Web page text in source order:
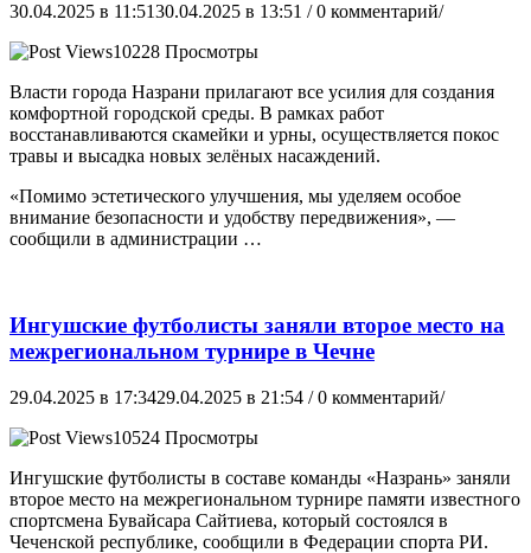
30.04.2025 в 11:5130.04.2025 в 13:51 / 0 комментарий/
10228 Просмотры
Власти города Назрани прилагают все усилия для создания
комфортной городской среды. В рамках работ
восстанавливаются скамейки и урны, осуществляется покос
травы и высадка новых зелёных насаждений.
«Помимо эстетического улучшения, мы уделяем особое
внимание безопасности и удобству передвижения», —
сообщили в администрации …
Ингушские футболисты заняли второе место на
межрегиональном турнире в Чечне
29.04.2025 в 17:3429.04.2025 в 21:54 / 0 комментарий/
10524 Просмотры
Ингушские футболисты в составе команды «Назрань» заняли
второе место на межрегиональном турнире памяти известного
спортсмена Бувайсара Сайтиева, который состоялся в
Чеченской республике, сообщили в Федерации спорта РИ.